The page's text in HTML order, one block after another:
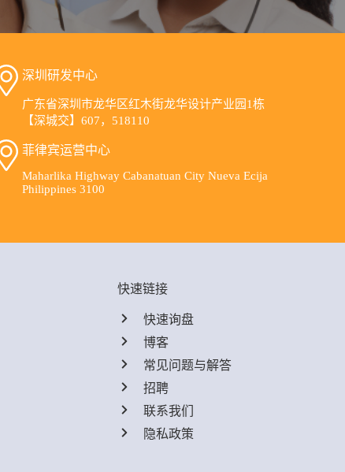
深圳研发中心
广东省深圳市龙华区红木街龙华设计产业园1栋
【深城交】607，518110
菲律宾运营中心
Maharlika Highway Cabanatuan City Nueva Ecija
Philippines 3100
快速链接
快速询盘
博客
常见问题与解答
招聘
联系我们
隐私政策